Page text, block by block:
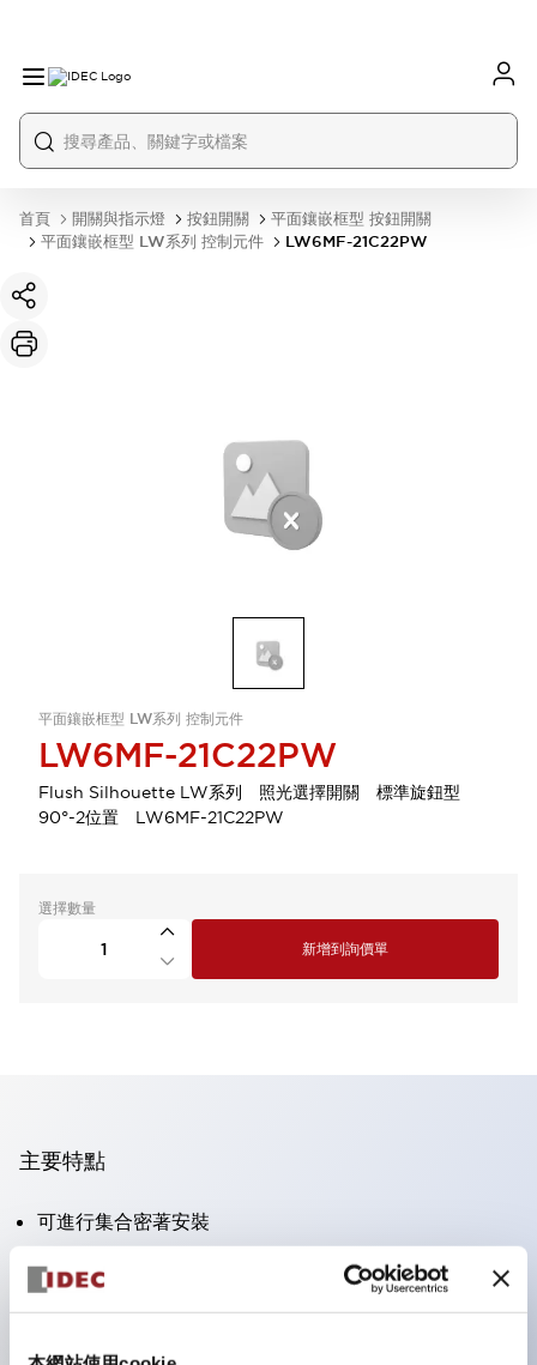
首頁 開關與指示燈 按鈕開關
平面鑲嵌框型 按鈕開關
平面鑲嵌框型 LW系列 控制元件
LW6MF-21C22PW
平面鑲嵌框型 LW系列 控制元件
LW6MF-21C22PW
Flush Silhouette LW系列 照光選擇開關 標準旋鈕型
90°-2位置 LW6MF-21C22PW
選擇數量
新增到詢價單
主要特點
可進行集合密著安裝
附鎖選擇開關採用高安全性的彈子鎖結構
防護結構為IP65（IEC60529）